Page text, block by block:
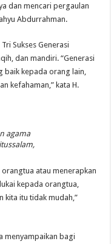
dan mencari pergaulan
Abdurrahman.
Sukses Generasi
dan mandiri. “Generasi
baik kepada orang lain,
kefahaman,” kata H.
agama
atau menerapkan
kepada orangtua,
kita itu tidak mudah,”
menyampaikan bagi